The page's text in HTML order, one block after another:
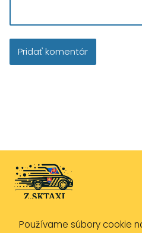
Používame súbory cookie